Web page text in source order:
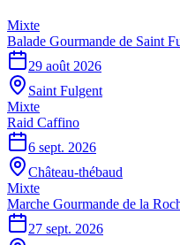
Mixte
Balade Gourmande de Saint
29 août 2026
Saint Fulgent
Mixte
Raid Caffino
6 sept. 2026
Château-thébaud
Mixte
Marche Gourmande de la
27 sept. 2026